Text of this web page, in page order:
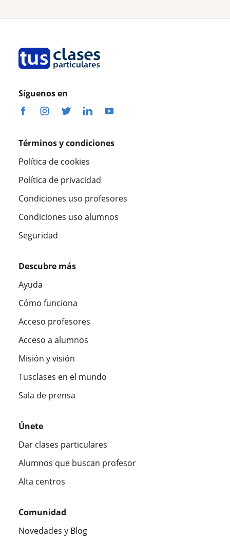
Síguenos en
Términos y condiciones
Política de cookies
Política de privacidad
Condiciones uso profesores
Condiciones uso alumnos
Seguridad
Descubre más
Ayuda
Cómo funciona
Acceso profesores
Acceso a alumnos
Misión y visión
Tusclases en el mundo
Sala de prensa
Únete
Dar clases particulares
Alumnos que buscan profesor
Alta centros
Comunidad
Novedades y Blog